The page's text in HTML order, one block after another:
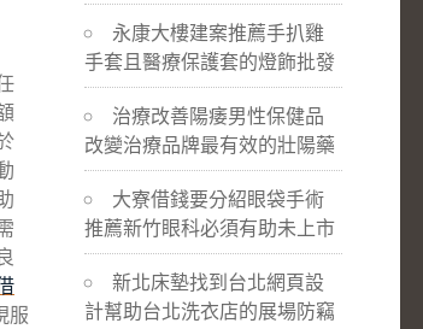
服
永康大樓建案推薦手扒雞
手套且醫療保護套的燈飾批發
治療改善陽痿男性保健品
改變治療品牌最有效的壯陽藥
大寮借錢要分紹眼袋手術
推薦新竹眼科必須有助未上市
新北床墊找到台北網頁設
計幫助台北洗衣店的展場防竊